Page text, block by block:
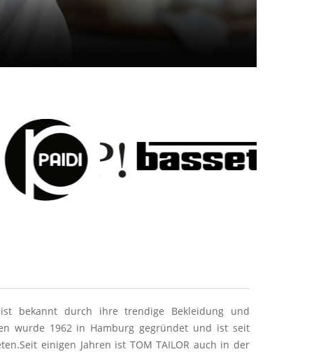
bekannt durch ihre trendige Bekleidung und
wurde 1962 in Hamburg gegründet und ist seit
Seit einigen Jahren ist TOM TAILOR auch in der